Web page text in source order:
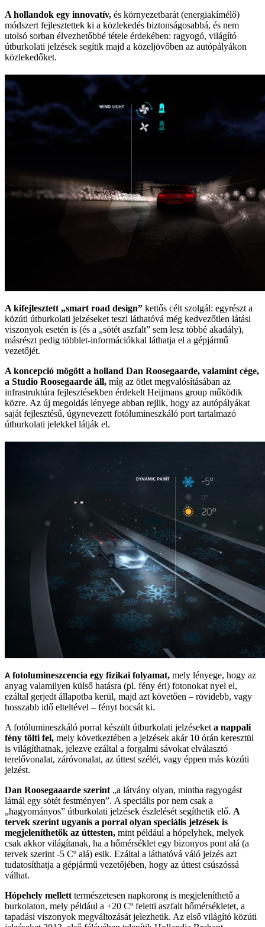
A hollandok egy innovatív, és környezetbarát (energiakímélő)
módszert fejlesztettek ki a közlekedés biztonságosabbá, és nem
utolsó sorban élvezhetőbbé tétele érdekében: ragyogó, világító
útburkolati jelzések segítik majd a közeljövőben az autópályákon
közlekedőket.
A kifejlesztett „smart road design” kettős célt szolgál: egyrészt a
közúti útburkolati jelzéseket teszi láthatóvá még kedvezőtlen látási
viszonyok esetén is (és a „sötét aszfalt” sem lesz többé akadály),
másrészt pedig többlet-információkkal láthatja el a gépjármű
vezetőjét.
A koncepció mögött a holland Dan Roosegaarde, valamint cége,
a Studio Roosegaarde áll, míg az ötlet megvalósításában az
infrastruktúra fejlesztésekben érdekelt Heijmans group működik
közre. Az új megoldás lényege abban rejlik, hogy az autópályákat
saját fejlesztésű, úgynevezett fotólumineszkáló port tartalmazó
útburkolati jelekkel látják el.
A fotolumineszcencia egy fizikai folyamat, mely lényege, hogy az
anyag valamilyen külső hatásra (pl. fény éri) fotonokat nyel el,
ezáltal gerjedt állapotba kerül, majd azt követően – rövidebb, vagy
hosszabb idő elteltével – fényt bocsát ki.
A fotólumineszkáló porral készült útburkolati jelzéseket a nappali
fény tölti fel, mely következtében a jelzések akár 10 órán keresztül
is világíthatnak, jelezve ezáltal a forgalmi sávokat elválasztó
terelővonalat, záróvonalat, az úttest szélét, vagy éppen más közúti
jelzést.
Dan Roosegaaarde szerint „a látvány olyan, mintha ragyogást
látnál egy sötét festményen”. A speciális por nem csak a
„hagyományos” útburkolati jelzések észlelését segíthetik elő. A
tervek szerint ugyanis a porral olyan speciális jelzések is
megjeleníthetők az úttesten, mint például a hópelyhek, melyek
csak akkor világítanak, ha a hőmérséklet egy bizonyos pont alá (a
tervek szerint -5 Cº alá) esik. Ezáltal a láthatóvá váló jelzés azt
tudatosíthatja a gépjármű vezetőjében, hogy az úttest csúszóssá
válhat.
Hópehely mellett természetesen napkorong is megjeleníthető a
burkolaton, mely például a +20 Cº feletti aszfalt hőmérsékletet, a
tapadási viszonyok megváltozását jelezhetik. Az első világító közúti